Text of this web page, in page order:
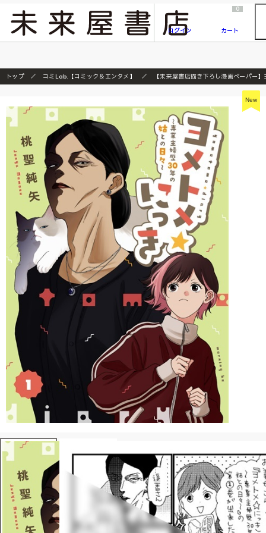
『ONE PIECE magazine 021 ONE PIECEカード付き同梱版』発売延期のご案内
ログイン
0
カート
トップ コミLab.【コミック＆エンタメ】 【未来屋書店描き下ろし漫画ペーパ
New